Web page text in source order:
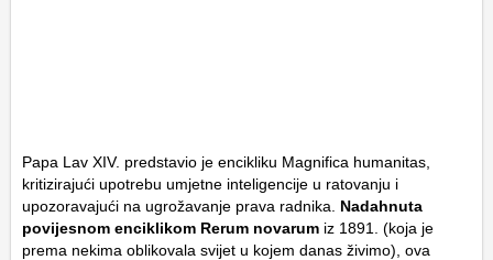
Papa Lav XIV. predstavio je encikliku Magnifica humanitas,
kritizirajući upotrebu umjetne inteligencije u ratovanju i
upozoravajući na ugrožavanje prava radnika. Nadahnuta
povijesnom enciklikom Rerum novarum iz 1891. (koja je
prema nekima oblikovala svijet u kojem danas živimo), ova